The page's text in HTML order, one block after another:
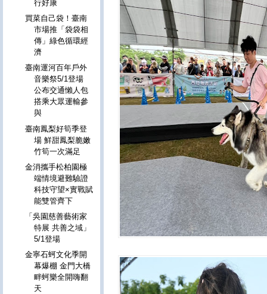
行好康
買菜自己袋！臺南
市場推「袋袋相
傳」綠色循環經
濟
臺南運河百年戶外
音樂祭5/1登場
公布交通懶人包
搭乘大眾運輸參
與
臺南鳳梨好筍季登
場 鮮甜鳳梨脆嫩
竹筍一次滿足
金消攜手松柏園極
端情境避難驗證
科技守望×實戰賦
能雙管齊下
「吳園慈善藝術家
特展 共善之域」
5/1登場
金寧石蚵文化季開
幕爆棚 金門大橋
畔蚵樂全開嗨翻
天